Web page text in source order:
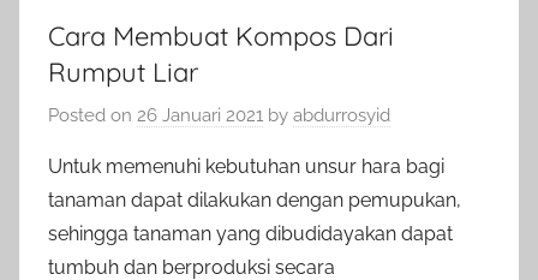
Cara Membuat Kompos Dari
Rumput Liar
Posted on 26 Januari 2021 by abdurrosyid
Untuk memenuhi kebutuhan unsur hara bagi
tanaman dapat dilakukan dengan pemupukan,
sehingga tanaman yang dibudidayakan dapat
tumbuh dan berproduksi secara